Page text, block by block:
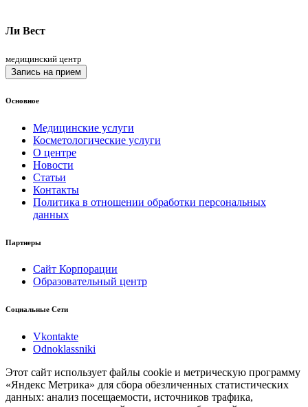
Ли Вест
медицинский центр
Запись на прием
Основное
Медицинские услуги
Косметологические услуги
О центре
Новости
Статьи
Контакты
Политика в отношении обработки персональных
данных
Партнеры
Сайт Корпорации
Образовательный центр
Социальные Сети
Vkontakte
Odnoklassniki
Этот сайт использует файлы cookie и метрическую программу
«Яндекс Метрика» для сбора обезличенных статистических
данных: анализ посещаемости, источников трафика,